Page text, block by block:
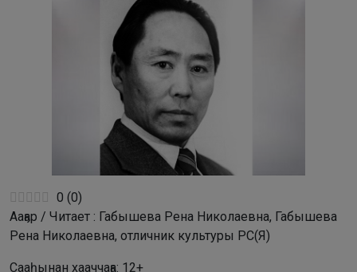
0 (0)
Ааҕар / Читает : Габышева Рена Николаевна, Габышева
Рена Николаевна, отличник культуры РС(Я)
Сааһынан хааччаҕа: 12+